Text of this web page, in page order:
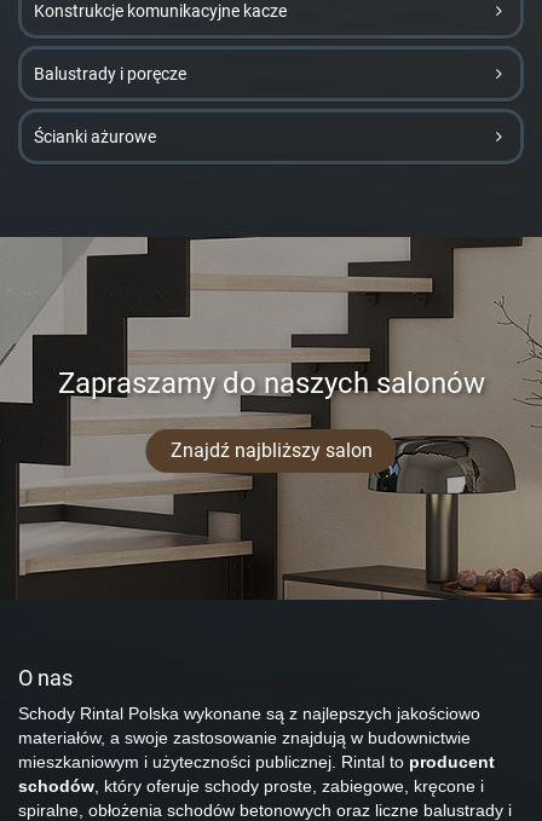
Konstrukcje komunikacyjne kacze
Balustrady i poręcze
Ścianki ażurowe
Zapraszamy do naszych salonów
Znajdź najbliższy salon
O nas
Schody Rintal Polska wykonane są z najlepszych jakościowo
materiałów, a swoje zastosowanie znajdują w budownictwie
mieszkaniowym i użyteczności publicznej. Rintal to producent
schodów, który oferuje schody proste, zabiegowe, kręcone i
spiralne, obłożenia schodów betonowych oraz liczne balustrady i